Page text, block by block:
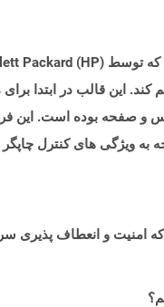
و صفحه بوده است. این